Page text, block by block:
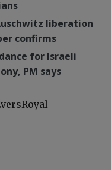
liberation
confirms
for Israeli
PM says